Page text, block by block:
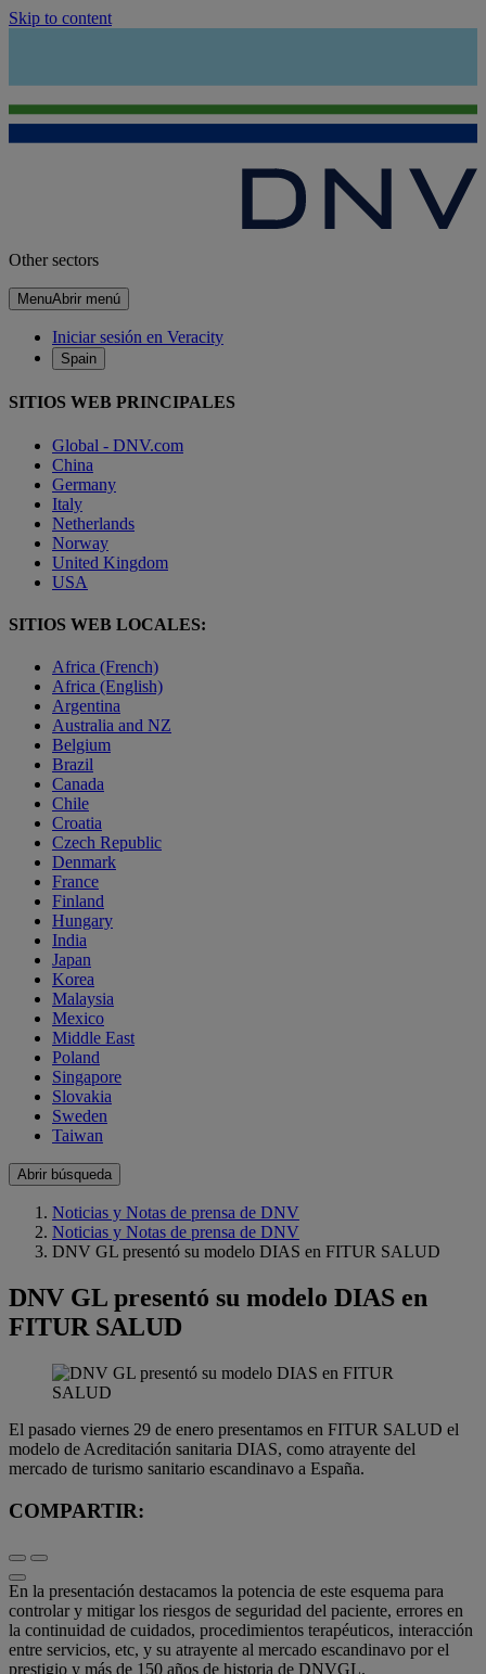
Skip to content
Other sectors
MenuAbrir menú
Iniciar sesión en Veracity
Spain
SITIOS WEB PRINCIPALES
Global - DNV.com
China
Germany
Italy
Netherlands
Norway
United Kingdom
USA
SITIOS WEB LOCALES:
Africa (French)
Africa (English)
Argentina
Australia and NZ
Belgium
Brazil
Canada
Chile
Croatia
Czech Republic
Denmark
France
Finland
Hungary
India
Japan
Korea
Malaysia
Mexico
Middle East
Poland
Singapore
Slovakia
Sweden
Taiwan
Abrir búsqueda
Noticias y Notas de prensa de DNV
Noticias y Notas de prensa de DNV
DNV GL presentó su modelo DIAS en FITUR SALUD
DNV GL presentó su modelo DIAS en
FITUR SALUD
El pasado viernes 29 de enero presentamos en FITUR SALUD el
modelo de Acreditación sanitaria DIAS, como atrayente del
mercado de turismo sanitario escandinavo a España.
COMPARTIR:
En la presentación destacamos la potencia de este esquema para
controlar y mitigar los riesgos de seguridad del paciente, errores en
la continuidad de cuidados, procedimientos terapéuticos, interacción
entre servicios, etc, y su atrayente al mercado escandinavo por el
prestigio y más de 150 años de historia de DNVGL.